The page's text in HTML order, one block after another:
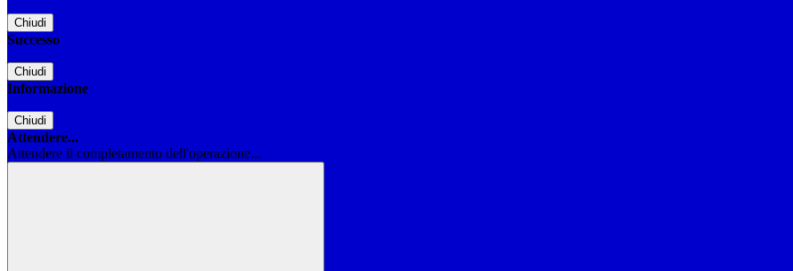
Chiudi
Successo
Chiudi
Informazione
Chiudi
Attendere...
Attendere il completamento dell'operazione...